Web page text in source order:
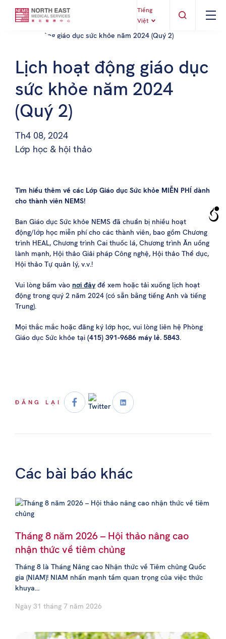
Tiếng
Việt
Lịch hoạt động giáo dục
sức khỏe năm 2024
(Quý 2)
Th4 08, 2024
Lớp học & hội thảo
Tìm hiểu thêm về các Lớp Giáo dục Sức khỏe MIỄN PHÍ dành
cho thành viên NEMS!
Ban Giáo dục Sức khỏe NEMS đã chuẩn bị nhiều hoạt
động/lớp học miễn phí cho các thành viên, bao gồm Chương
trình HEAL, Chương trình Cai thuốc lá, Chương trình Ăn uống
lành mạnh, Hội thảo Giải pháp Công nghệ, Hội thảo Thể dục,
Hội thảo Tự quản lý, v.v.!
Vui lòng bấm vào nơi đây để xem hoặc tải xuống lịch hoạt
động trong quý 2 năm 2024 (có sẵn bằng tiếng Anh và tiếng
Trung).
Mọi thắc mắc hoặc đăng ký lớp học, vui lòng liên hệ Phòng
Giáo dục Sức khỏe tại (415) 391-9686 máy lẻ. 5843.
ĐĂNG LẠI
Các bài báo khác
Tháng 8 năm 2026 – Hội thảo nâng cao
nhận thức về tiêm chủng
Tháng 8 là Tháng Nâng cao Nhận thức về Tiêm chủng Quốc
gia (NIAM)! NIAM nhấn mạnh tầm quan trọng của việc thức
khuya...
Ngày 31 tháng 7 năm 2026